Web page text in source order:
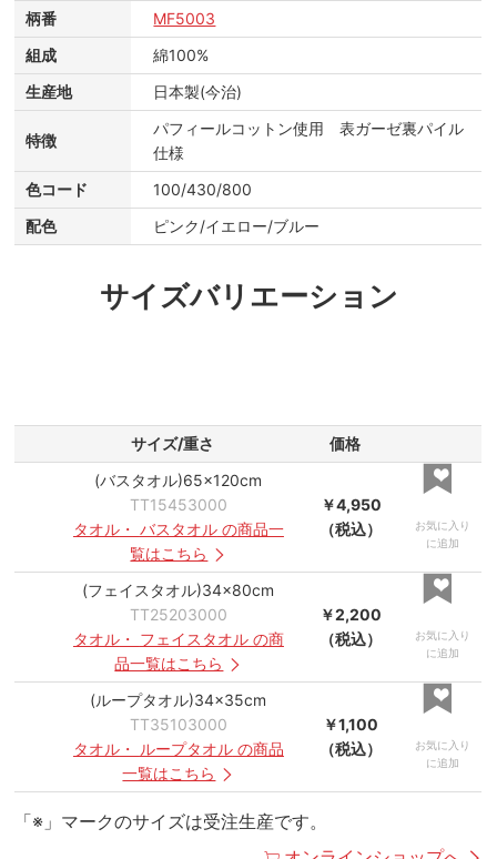
柄番
MF5003
組成
綿100%
生産地
日本製(今治)
特徴
パフィールコットン使用 表ガーゼ裏パイル
仕様
色コード
100/430/800
配色
ピンク/イエロー/ブルー
サイズバリエーション
サイズ/重さ
価格
(バスタオル)65×120cm
TT15453000
タオル・ バスタオルの商品一
覧はこちら
￥4,950
（税込）
お気に入り
に追加
(フェイスタオル)34×80cm
TT25203000
タオル・ フェイスタオルの商
品一覧はこちら
￥2,200
（税込）
お気に入り
に追加
(ループタオル)34×35cm
TT35103000
タオル・ ループタオルの商品
一覧はこちら
￥1,100
（税込）
お気に入り
に追加
「※」マークのサイズは受注生産です。